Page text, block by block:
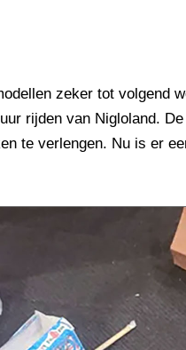
zeker tot volgend
rijden van Nigloland.
te verlengen. Nu is er